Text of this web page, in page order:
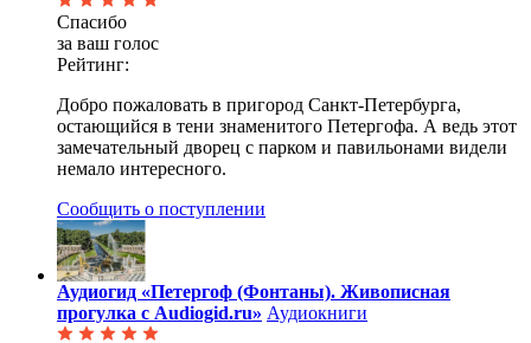
Спасибо
за ваш голос
Рейтинг:
Добро пожаловать в пригород Санкт-Петербурга,
остающийся в тени знаменитого Петергофа. А ведь этот
замечательный дворец с парком и павильонами видели
немало интересного.
Сообщить о поступлении
Аудиогид «Петергоф (Фонтаны). Живописная
прогулка с Audiogid.ru» Аудиокниги